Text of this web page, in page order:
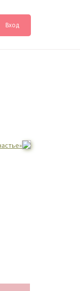
Вход